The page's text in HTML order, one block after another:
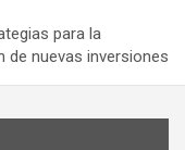
para la
nuevas inversiones